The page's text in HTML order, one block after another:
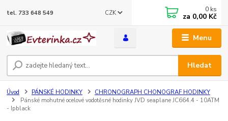
Menu
CZK
Hledat
tel. 733 648 549 0 ks
za 0,00 Kč
Úvod PÁNSKÉ HODINKY
CHRONOGRAPH CHONOGRAF HODINKY
Pánské mohutné ocelové vodotěsné hodinky JVD seaplane JC664.4 - 10ATM
- Ipblack